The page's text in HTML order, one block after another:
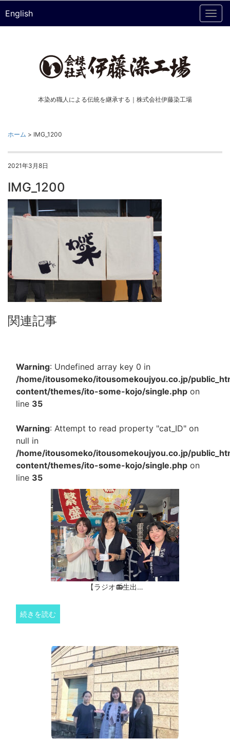
English
本染め職人による伝統を継承する｜株式会社伊藤染工場
ホーム > IMG_1200
2021年3月8日
IMG_1200
関連記事
Warning: Undefined array key 0 in
/home/itousomeko/itousomekoujyou.co.jp/
content/themes/ito-some-kojo/single.php on
line 35
Warning: Attempt to read property "cat_ID" on
null in
/home/itousomeko/itousomekoujyou.co.jp/
content/themes/ito-some-kojo/single.php on
line 35
【ラジオ📻生出…
続きを読む